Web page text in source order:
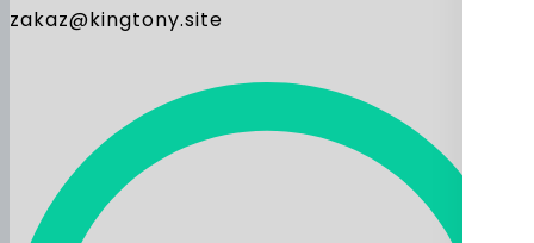
zakaz@kingtony.site